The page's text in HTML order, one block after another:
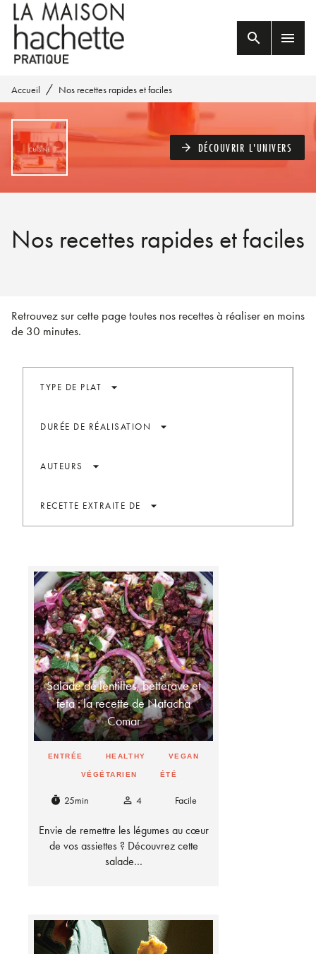
MENU RECHERCHE
PIED DE PAGE
search menu
Accueil / Nos recettes rapides et faciles
arrow_forward DÉCOUVRIR L'UNIVERS
Nos recettes rapides et faciles
Retrouvez sur cette page toutes nos recettes à réaliser en moins
de 30 minutes.
TYPE DE PLAT arrow_drop_down
DURÉE DE RÉALISATION arrow_drop_down
AUTEURS arrow_drop_down
RECETTE EXTRAITE DE arrow_drop_down
Salade de lentilles, betterave et
feta : la recette de Natacha
Comar
ENTRÉE HEALTHY VEGAN
VÉGÉTARIEN ÉTÉ
timer 25min person_outline 4 Facile
Envie de remettre les légumes au cœur
de vos assiettes ? Découvrez cette
salade…